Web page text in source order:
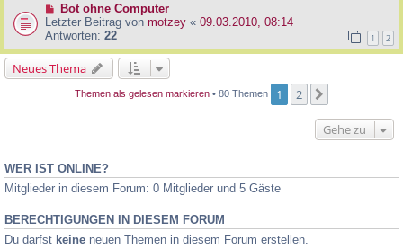
Bot ohne Computer
Letzter Beitrag von motzey « 09.03.2010, 08:14
Antworten: 22 1 2
Neues Thema
Themen als gelesen markieren • 80 Themen 1 2
Gehe zu
WER IST ONLINE?
Mitglieder in diesem Forum: 0 Mitglieder und 5 Gäste
BERECHTIGUNGEN IN DIESEM FORUM
Du darfst keine neuen Themen in diesem Forum erstellen.